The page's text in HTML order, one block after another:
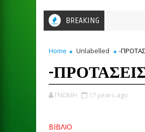
BREAKING
Home Unlabelled -
-
ΓΝΩΜΗ 17 years ago
ΒΙΒΛΙΟ